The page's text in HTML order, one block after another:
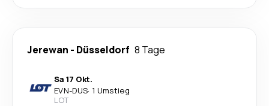
Jerewan - Düsseldorf 8 Tage
Sa 17 Okt.
EVN-DUS· 1 Umstieg
LOT